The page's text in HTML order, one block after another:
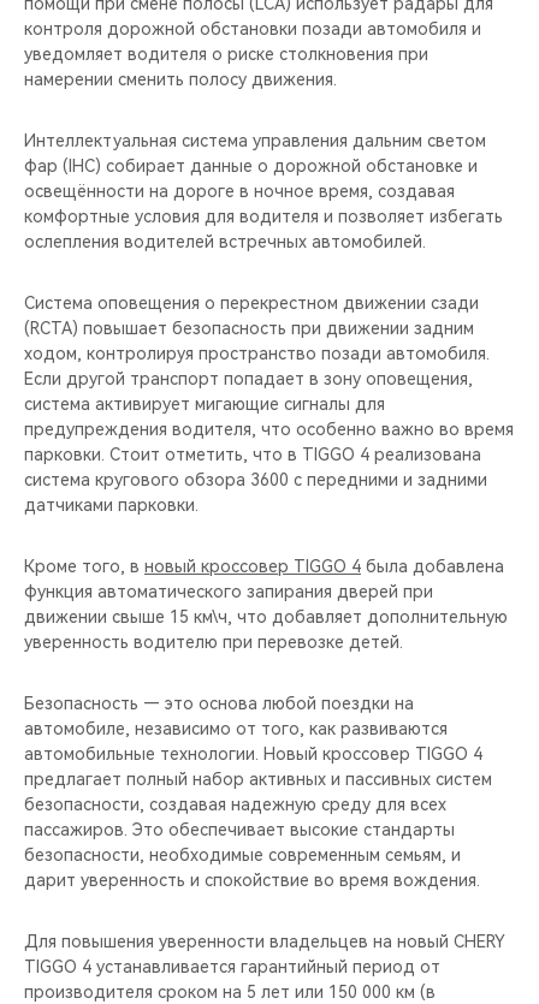
помощи при смене полосы (LCA) использует радары для
контроля дорожной обстановки позади автомобиля и
уведомляет водителя о риске столкновения при
намерении сменить полосу движения.
Интеллектуальная система управления дальним светом
фар (IHC) собирает данные о дорожной обстановке и
освещённости на дороге в ночное время, создавая
комфортные условия для водителя и позволяет избегать
ослепления водителей встречных автомобилей.
Система оповещения о перекрестном движении сзади
(RCTA) повышает безопасность при движении задним
ходом, контролируя пространство позади автомобиля.
Если другой транспорт попадает в зону оповещения,
система активирует мигающие сигналы для
предупреждения водителя, что особенно важно во время
парковки. Стоит отметить, что в TIGGO 4 реализована
система кругового обзора 3600 с передними и задними
датчиками парковки.
Кроме того, в новый кроссовер TIGGO 4 была добавлена
функция автоматического запирания дверей при
движении свыше 15 км\ч, что добавляет дополнительную
уверенность водителю при перевозке детей.
Безопасность — это основа любой поездки на
автомобиле, независимо от того, как развиваются
автомобильные технологии. Новый кроссовер TIGGO 4
предлагает полный набор активных и пассивных систем
безопасности, создавая надежную среду для всех
пассажиров. Это обеспечивает высокие стандарты
безопасности, необходимые современным семьям, и
дарит уверенность и спокойствие во время вождения.
Для повышения уверенности владельцев на новый CHERY
TIGGO 4 устанавливается гарантийный период от
производителя сроком на 5 лет или 150 000 км (в